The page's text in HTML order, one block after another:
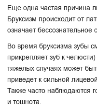
Еще одна частая причина
Бруксизм происходит от
означает бессознательное
Во время бруксизма зубы
прикрепляет зуб к
тяжелых случаях может
приведет к сильной
Также часто наблюдаются
и тошнота.